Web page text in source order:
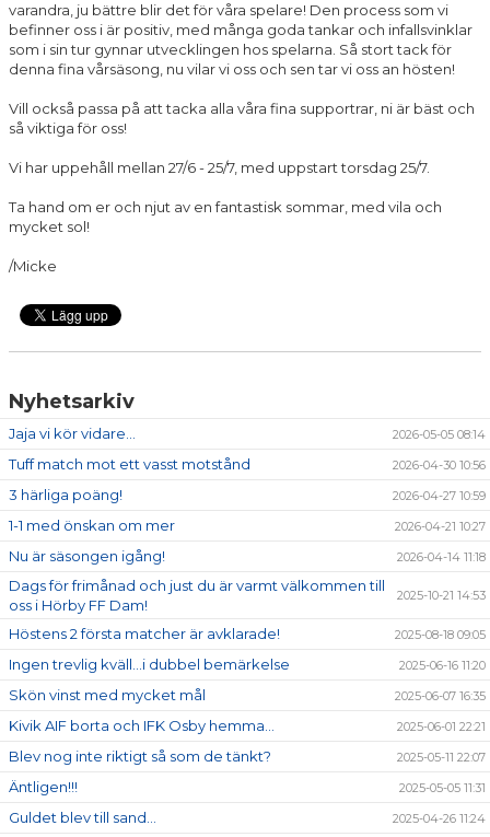
varandra, ju bättre blir det för våra spelare! Den process som vi
befinner oss i är positiv, med många goda tankar och infallsvinklar
som i sin tur gynnar utvecklingen hos spelarna. Så stort tack för
denna fina vårsäsong, nu vilar vi oss och sen tar vi oss an hösten!
Vill också passa på att tacka alla våra fina supportrar, ni är bäst och
så viktiga för oss!
Vi har uppehåll mellan 27/6 - 25/7, med uppstart torsdag 25/7.
Ta hand om er och njut av en fantastisk sommar, med vila och
mycket sol!
/Micke
Nyhetsarkiv
Jaja vi kör vidare... 2026-05-05 08:14
Tuff match mot ett vasst motstånd 2026-04-30 10:56
3 härliga poäng! 2026-04-27 10:59
1-1 med önskan om mer 2026-04-21 10:27
Nu är säsongen igång! 2026-04-14 11:18
Dags för frimånad och just du är varmt välkommen till
oss i Hörby FF Dam!
2025-10-21 14:53
Höstens 2 första matcher är avklarade! 2025-08-18 09:05
Ingen trevlig kväll...i dubbel bemärkelse 2025-06-16 11:20
Skön vinst med mycket mål 2025-06-07 16:35
Kivik AIF borta och IFK Osby hemma... 2025-06-01 22:21
Blev nog inte riktigt så som de tänkt? 2025-05-11 22:07
Äntligen!!! 2025-05-05 11:31
Guldet blev till sand... 2025-04-26 11:24